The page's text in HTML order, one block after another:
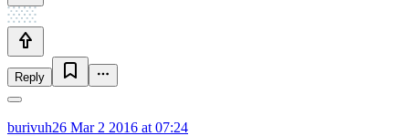
Reply
burivuh26 Mar 2 2016 at 07:24